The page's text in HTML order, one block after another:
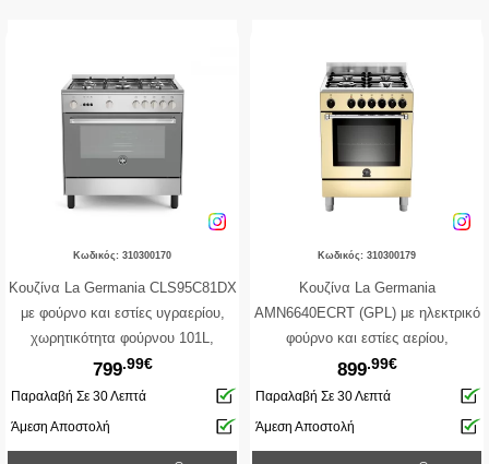
Κωδικός: 310300170
Κουζίνα La Germania CLS95C81DX
με φούρνο και εστίες υγραερίου,
χωρητικότητα φούρνου 101L,
μηχανισμό σούβλας, 5 λειτουργίες
ψησίματος και ενεργειακή κλάση Α
799.99€
Παραλαβή Σε 30 Λεπτά
Άμεση Αποστολή
Κωδικός: 310300179
Κουζίνα La Germania
AMN6640ECRT (GPL) με ηλεκτρικό
φούρνο και εστίες αερίου,
χωρητικότητα φούρνου 56L, 7
λειτουργίες ψησίματος και
899.99€
Παραλαβή Σε 30 Λεπτά
Άμεση Αποστολή